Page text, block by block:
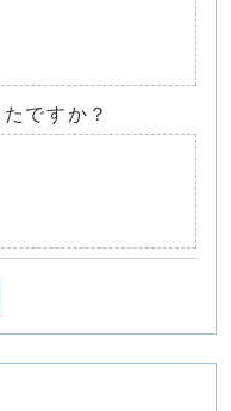
ですか？